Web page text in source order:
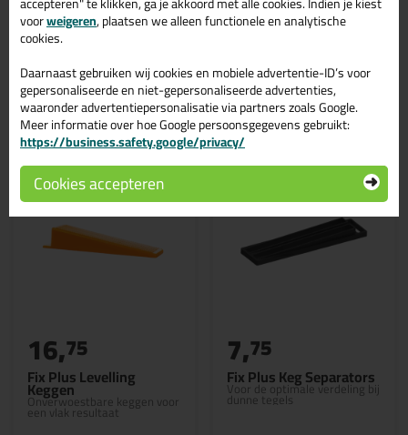
product?Lees alles over dit product >
Gerelateerde producten
Fix Plus Levelling
Keggen
Onverwoestbare keggen voor
een vlak resultaat
16,75
Fix Plus Keg Separators
Voor de optimale verdeling bij
dunne tegels
7,75
voorweigeren, plaatsen we alleen functionele en analytische
cookies.
Daarnaast gebruiken wij cookies en mobiele advertentie-ID’s voor
gepersonaliseerde en niet-gepersonaliseerde advertenties,
waaronder advertentiepersonalisatie via partners zoals Google.
Meer informatie over hoe Google persoonsgegevens gebruikt:
https://business.safety.google/privacy/
Cookies accepteren